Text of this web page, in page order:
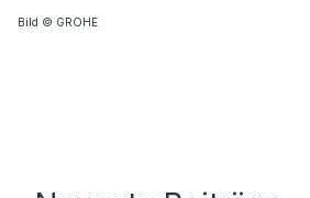
Bild © GROHE